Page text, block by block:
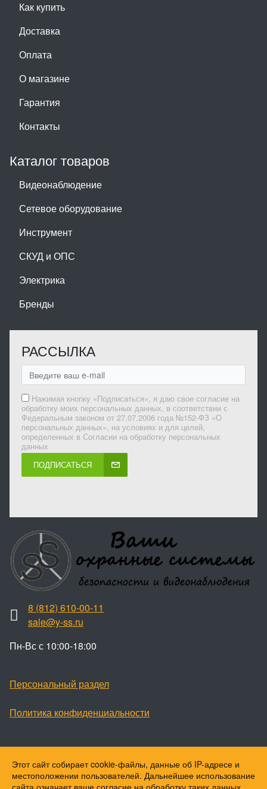
Как купить
Доставка
Оплата
О магазине
Гарантия
Контакты
Каталог товаров
Видеонаблюдение
Сетевое оборудование
Инструмент
СКУД и ОПС
Электрика
Бренды
РАССЫЛКА
Нажимая кнопку «Подписаться», я даю свое согласие на
обработку моих персональных данных, в соответствии с
Федеральным законом от 27.07.2006 года №152-ФЗ «О
персональных данных», на условиях и для целей,
определенных в Согласии на обработку персональных
данных
ПОДПИСАТЬСЯ
8 (812) 610-00-11
sale@y-ss.ru
Пн-Вс с 10:00-18:00
Персональный раздел
Политика конфиденциальности
Наверх
© Ваши охранные системы, 2026
Этот сайт собирает cookie-файлы, данные об IP-адресе и
местоположении пользователей. Дальнейшее использование
сайта означает ваше согласие на обработку таких данных.